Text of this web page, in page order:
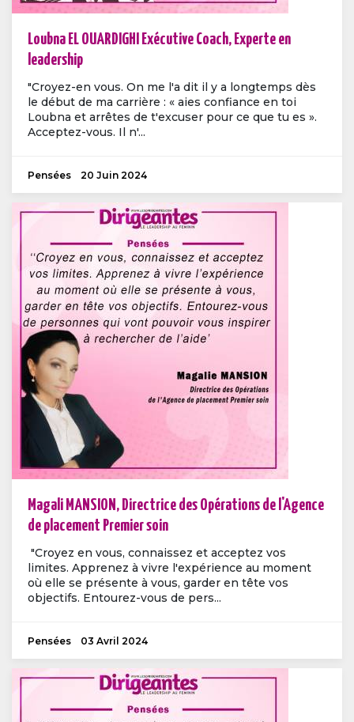
Loubna EL OUARDIGHI Exécutive Coach, Experte en
leadership
"Croyez-en vous. On me l'a dit il y a longtemps dès
le début de ma carrière : « aies confiance en toi
Loubna et arrêtes de t'excuser pour ce que tu es ».
Acceptez-vous. Il n'...
Pensées 20 Juin 2024
Magali MANSION, Directrice des Opérations de l'Agence
de placement Premier soin
"Croyez en vous, connaissez et acceptez vos
limites. Apprenez à vivre l'expérience au moment
où elle se présente à vous, garder en tête vos
objectifs. Entourez-vous de pers...
Pensées 03 Avril 2024